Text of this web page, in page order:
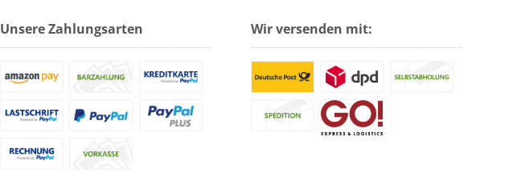
Unsere Zahlungsarten Wir versenden mit: